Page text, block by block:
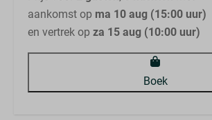
aankomst op ma 10 aug (15:00 uur)
en vertrek op za 15 aug (10:00 uur)
Boek